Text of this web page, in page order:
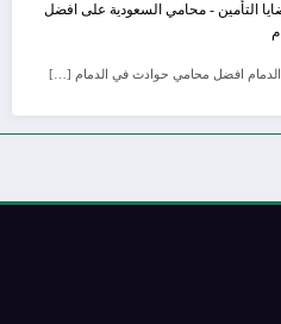
التأمين - محامي السعودية على افضل
افضل محامي حوادث في الدمام […]